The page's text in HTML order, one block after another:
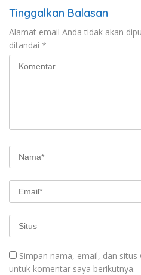
Tinggalkan Balasan
Alamat email Anda tidak akan
ditandai *
Simpan nama, email, dan
untuk komentar saya berikutnya.